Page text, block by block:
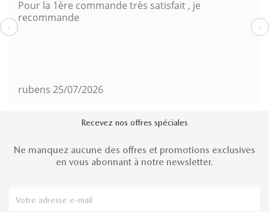
Pour la 1ère commande très satisfait , je
recommande
rubens 25/07/2026
‹ ›
Recevez nos offres spéciales
Ne manquez aucune des offres et promotions exclusives
en vous abonnant à notre newsletter.